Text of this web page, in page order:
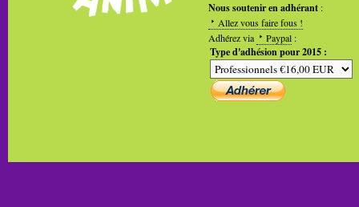
Nous soutenir en adhérant :
Allez vous faire fous !
Adhérez via
Paypal :
Type d'adhésion pour 2015 :